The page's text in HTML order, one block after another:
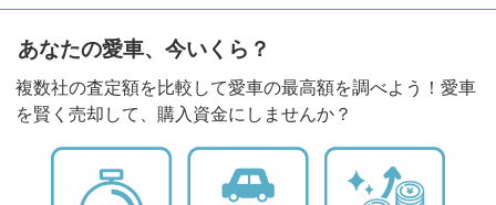
あなたの愛車、今いくら？
複数社の査定額を比較して愛車の最高額を調べよう！愛車
を賢く売却して、購入資金にしませんか？